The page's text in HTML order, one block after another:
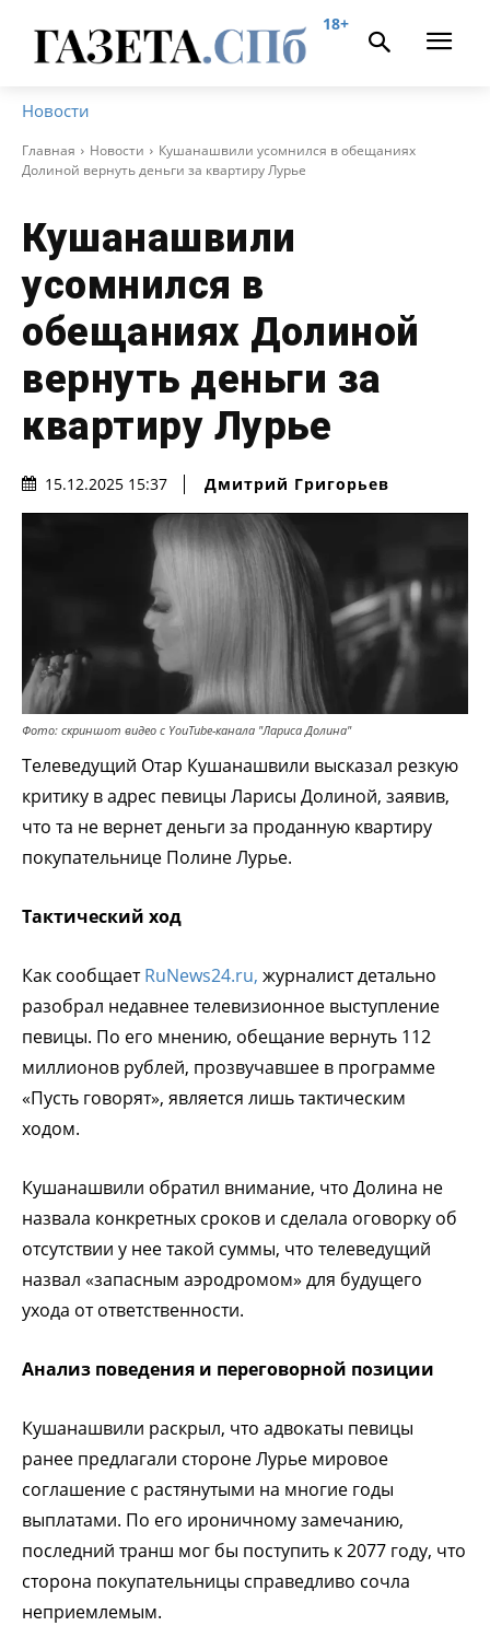
18+
Новости
Главная Новости
Кушанашвили усомнился в обещаниях
Долиной вернуть деньги за квартиру Лурье
Кушанашвили
усомнился в
обещаниях Долиной
вернуть деньги за
квартиру Лурье
15.12.2025 15:37 Дмитрий Григорьев
Фото: скриншот видео с YouTube-канала "Лариса Долина"
Телеведущий Отар Кушанашвили высказал резкую
критику в адрес певицы Ларисы Долиной, заявив,
что та не вернет деньги за проданную квартиру
покупательнице Полине Лурье.
Тактический ход
Как сообщаетRuNews24.ru, журналист детально
разобрал недавнее телевизионное выступление
певицы. По его мнению, обещание вернуть 112
миллионов рублей, прозвучавшее в программе
«Пусть говорят», является лишь тактическим
ходом.
Кушанашвили обратил внимание, что Долина не
назвала конкретных сроков и сделала оговорку об
отсутствии у нее такой суммы, что телеведущий
назвал «запасным аэродромом» для будущего
ухода от ответственности.
Анализ поведения и переговорной позиции
Кушанашвили раскрыл, что адвокаты певицы
ранее предлагали стороне Лурье мировое
соглашение с растянутыми на многие годы
выплатами. По его ироничному замечанию,
последний транш мог бы поступить к 2077 году, что
сторона покупательницы справедливо сочла
неприемлемым.